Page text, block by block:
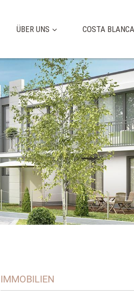
ÜBER UNS COSTA BLANCA
IMMOBILIEN